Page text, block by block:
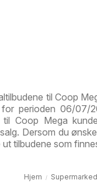
til Coop
for perioden 06/
til Coop Mega
Dersom du
ut tilbudene som
Hjem